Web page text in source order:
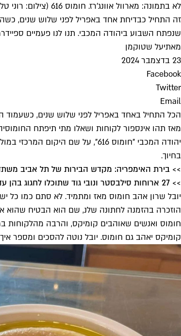
לא בתמונה: מארוול אוונג'רז. חומוס 616 (צילום: רוני טל)
שנפתח השבוע ביהודה המכבי. תנו לנו פעמיים
מאתיעל שטוקמן
23 בדצמבר 2024
Facebook
Twitter
Email
הכל התחיל באחד באפריל לפני שלוש שנים, כשעמוד
מאז תהו אינספור לקוחות ושאלו מתי תיפתח
יהודה המכבי "חומוס 616", על
בחיוך.
>> בירת האימפריה: מקדש הבירות של תל אביב
>> 27 ארוחות סילבסטר ונובי גוד שתוכלו לחגוג בהן עד השנה הבאה
יובל שרון אהב חומוס מאז ומתמיד. לא סתם כמו כל
הוזכרה בהזמנה לחתונה שלנ, שם הוא הבטיח שהוא
חומוס ואנשים שאוהבים קומיקס, והרבה מהלקוחות
קומיקס יאהב גם חומוס. יובל נוטה להסכים ומספר